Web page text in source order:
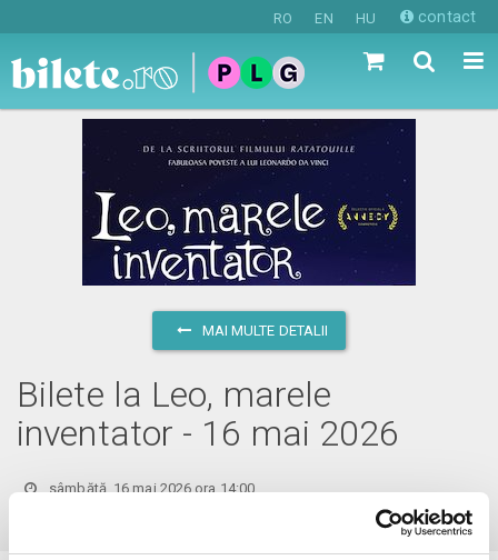
RO EN HU contact
MAI MULTE DETALII
Bilete la Leo, marele
inventator - 16 mai 2026
sâmbătă, 16 mai 2026 ora 14:00
vezi pe harta